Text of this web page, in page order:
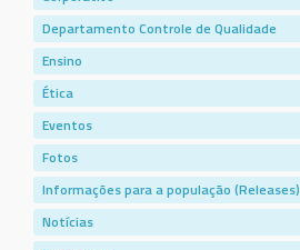
Departamento Controle de Qualidade
Ensino
Ética
Eventos
Fotos
Informações para a população (Releases)
Notícias